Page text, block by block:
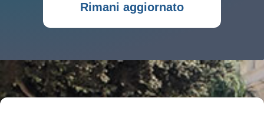
Rimani aggiornato